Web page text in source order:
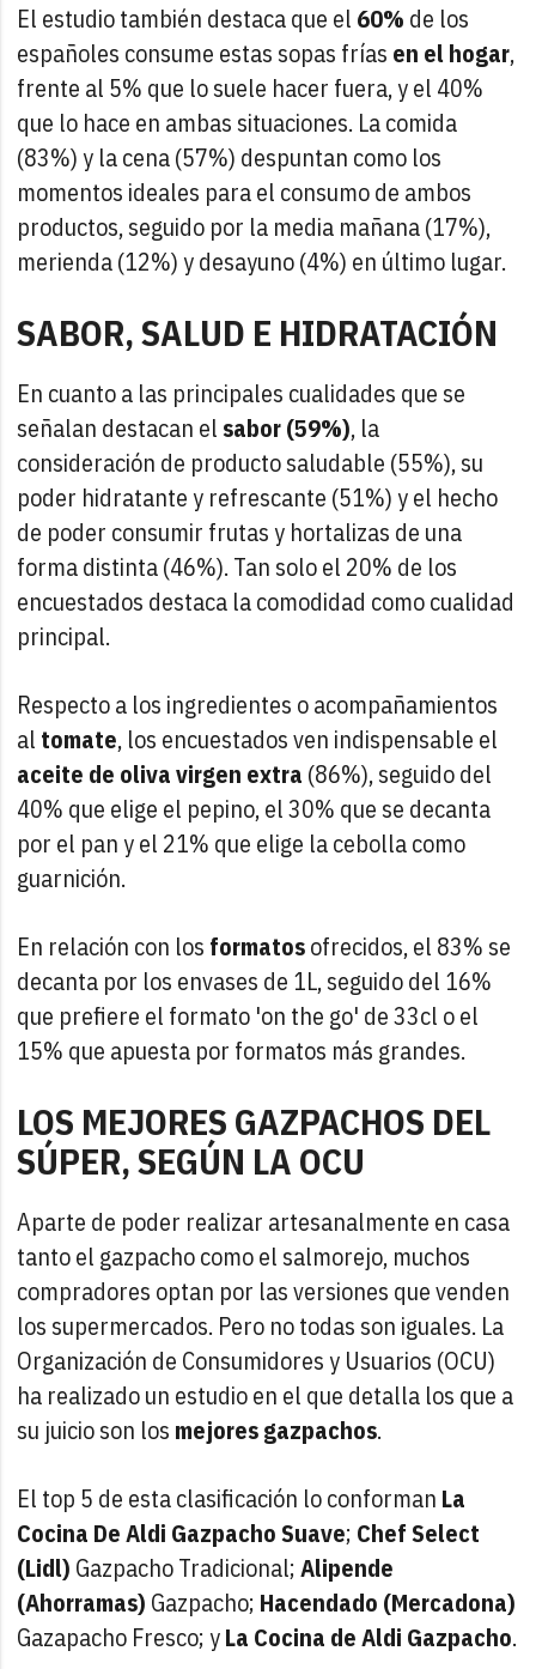
El estudio también destaca que el 60% de los
españoles consume estas sopas frías en el hogar,
frente al 5% que lo suele hacer fuera, y el 40%
que lo hace en ambas situaciones. La comida
(83%) y la cena (57%) despuntan como los
momentos ideales para el consumo de ambos
productos, seguido por la media mañana (17%),
merienda (12%) y desayuno (4%) en último lugar.
SABOR, SALUD E HIDRATACIÓN
En cuanto a las principales cualidades que se
señalan destacan el sabor (59%), la
consideración de producto saludable (55%), su
poder hidratante y refrescante (51%) y el hecho
de poder consumir frutas y hortalizas de una
forma distinta (46%). Tan solo el 20% de los
encuestados destaca la comodidad como cualidad
principal.
Respecto a los ingredientes o acompañamientos
al tomate, los encuestados ven indispensable el
aceite de oliva virgen extra (86%), seguido del
40% que elige el pepino, el 30% que se decanta
por el pan y el 21% que elige la cebolla como
guarnición.
En relación con los formatosofrecidos, el 83% se
decanta por los envases de 1L, seguido del 16%
que prefiere el formato 'on the go' de 33cl o el
15% que apuesta por formatos más grandes.
LOS MEJORES GAZPACHOS DEL
SÚPER, SEGÚN LA OCU
Aparte de poder realizar artesanalmente en casa
tanto el gazpacho como el salmorejo, muchos
compradores optan por las versiones que venden
los supermercados. Pero no todas son iguales. La
Organización de Consumidores y Usuarios (OCU)
ha realizado un estudio en el que detalla los que a
su juicio son los mejores gazpachos.
El top 5 de esta clasificación lo conforman La
Cocina De Aldi Gazpacho Suave; Chef Select
(Lidl) Gazpacho Tradicional;Alipende
(Ahorramas) Gazpacho; Hacendado (Mercadona)
Gazapacho Fresco; yLa Cocina de Aldi Gazpacho.